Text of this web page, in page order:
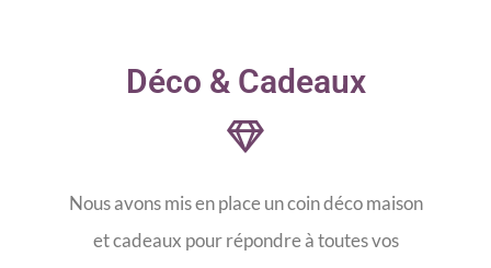
Déco & Cadeaux
Nous avons mis en place un coin déco maison
et cadeaux pour répondre à toutes vos